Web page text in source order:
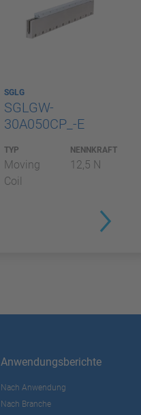
SGLG
SGLGW-
30A050CP_-E
TYP
Moving
Coil
NENNKRAFT
12,5 N
Anwendungsberichte
Nach Anwendung
Nach Branche